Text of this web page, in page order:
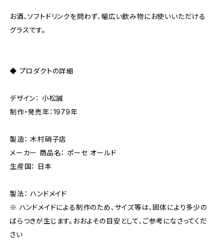
お酒、ソフトドリンクを問わず、幅広い飲み物にお使いいただける
グラスです。
◆ プロダクトの詳細
デザイン： 小松誠
制作・発売年：1979年
製造： 木村硝子店
メーカー 商品名： ポーセ オールド
生産国： 日本
製法： ハンドメイド
※ ハンドメイドによる制作のため、サイズ等は、固体により多少の
ばらつきが生じます。おおよその目安として、ご参考になさってくだ
さい